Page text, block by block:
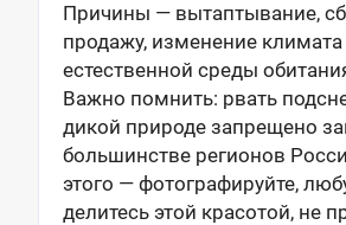
Причины — вытаптывание,
продажу, изменение климата
естественной среды
Важно помнить: рвать
дикой природе запрещено
большинстве регионов
этого — фотографируйте,
делитесь этой красотой, не